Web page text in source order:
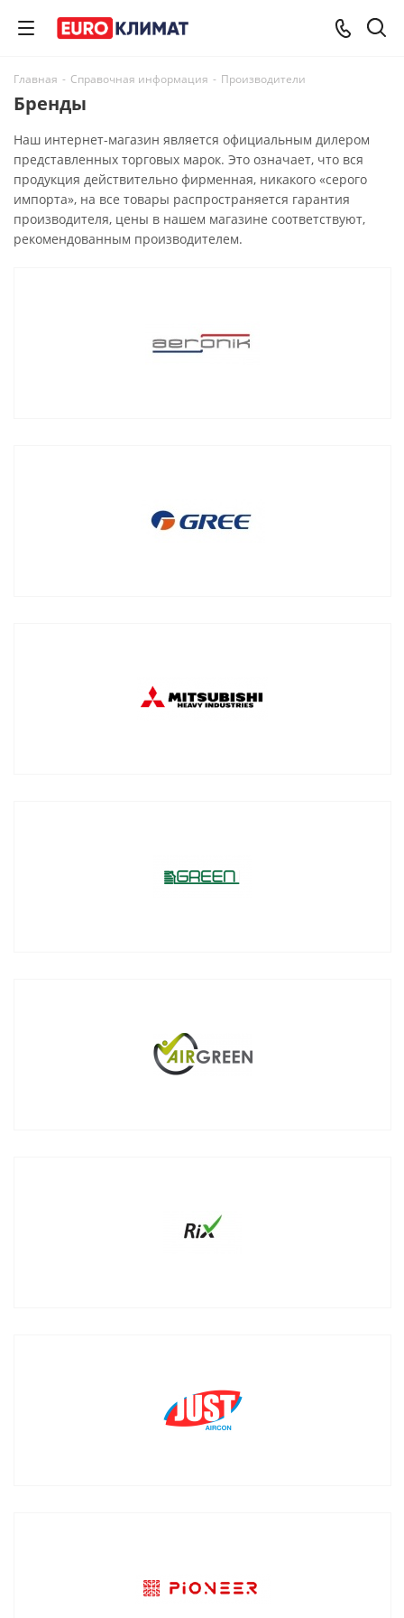
Главная - Справочная информация - Производители
Бренды
Наш интернет-магазин является официальным дилером
представленных торговых марок. Это означает, что вся
продукция действительно фирменная, никакого «серого
импорта», на все товары распространяется гарантия
производителя, цены в нашем магазине соответствуют,
рекомендованным производителем.